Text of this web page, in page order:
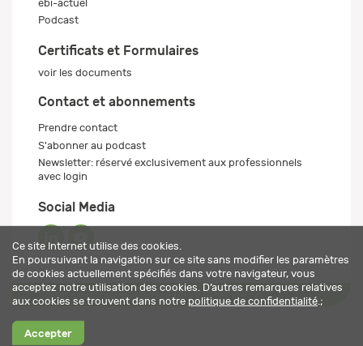
ebi-actuel
Podcast
Certificats et Formulaires
voir les documents
Contact et abonnements
Prendre contact
S'abonner au podcast
Newsletter: réservé exclusivement aux professionnels
avec login
Social Media
Ce site Internet utilise des cookies.
En poursuivant la navigation sur ce site sans modifier les paramètres
de cookies actuellement spécifiés dans votre navigateur, vous
acceptez notre utilisation des cookies. D’autres remarques relatives
aux cookies se trouvent dans notre politique de confidentialité .;
Accepter